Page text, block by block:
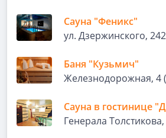
Сауна "Феникс"
ул. Дзержинского, 242
Баня "Кузьмич"
Железнодорожная,
Сауна в гостинице
Генерала